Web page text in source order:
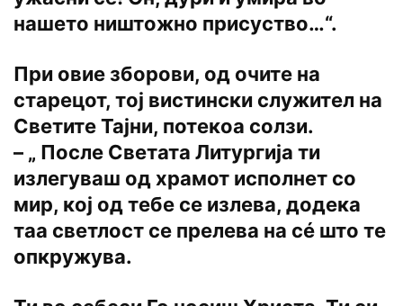
нашето ништожно присуство…“.
При овие зборови, од очите на
старецот, тој вистински служител на
Светите Тајни, потекоа солзи.
– „ После Светата Литургија ти
излегуваш од храмот исполнет со
мир, кој од тебе се излева, додека
таа светлост се прелева на сé што те
опкружува.